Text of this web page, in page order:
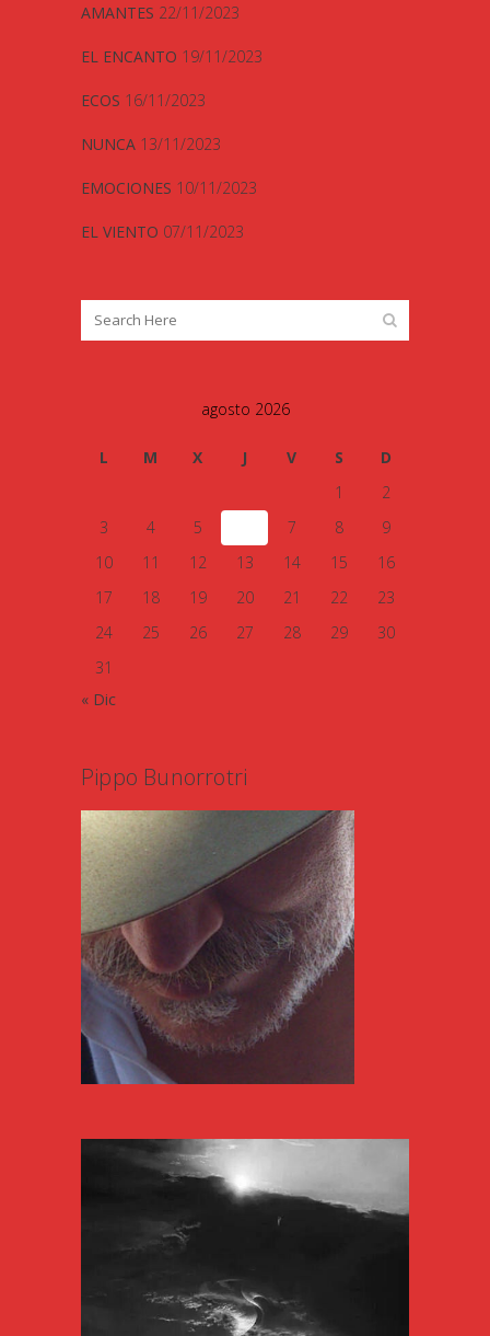
AMANTES 22/11/2023
EL ENCANTO 19/11/2023
ECOS 16/11/2023
NUNCA 13/11/2023
EMOCIONES 10/11/2023
EL VIENTO 07/11/2023
agosto 2026
L M X J V S
D
1
2
3
4 5 7 8
9
10
11 12 13 14 15
16
17
18 19 20 21 22
23
24
25 26 27 28 29
30
31
« Dic
Pippo Bunorrotri